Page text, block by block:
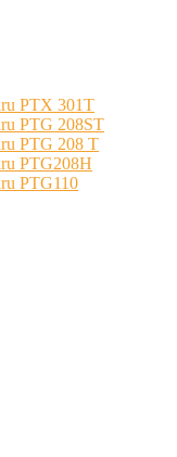
PTX 301T
PTG 208ST
PTG 208 Т
PTG208H
PTG110